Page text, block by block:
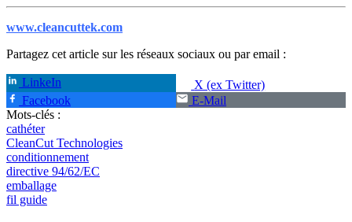
www.cleancuttek.com
Partagez cet article sur les réseaux sociaux ou par email :
LinkeIn
X (ex Twitter)
Facebook
E-Mail
Mots-clés :
cathéter
CleanCut Technologies
conditionnement
directive 94/62/EC
emballage
fil guide